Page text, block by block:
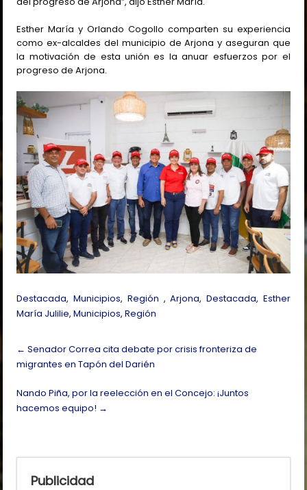
Esther María y Orlando Cogollo comparten su experiencia
como ex-alcaldes del municipio de Arjona y aseguran que
la motivación de esta unión es la anuar esfuerzos por el
progreso de Arjona.
Destacada,Municipios, Región ,Arjona, Destacada, Esther
María Julilie,Municipios,Región
Post
navigation
← Senador Correa cita debate por crisis fronteriza de
migrantes en Tapón del Darién
Nando Piña, por la reelección en el Concejo: ¡Juntos
hacemos equipo! →
Publicidad